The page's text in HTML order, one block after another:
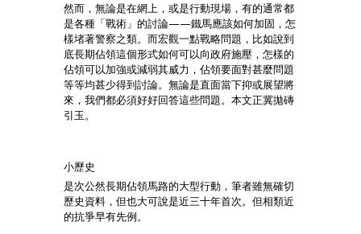
然而，無論是在網上，或是行動現場，有的通常都
是各種「戰術」的討論——鐵馬應該如何加固，怎
樣堵著警察之類。而宏觀一點戰略問題，比如說到
底長期佔領這個形式如何可以向政府施壓，怎樣的
佔領可以加強或減弱其威力，佔領要面對甚麼問題
等等均甚少得到討論。無論是直面當下抑或展望將
來，我們都必須好好回答這些問題。本文正冀拋磚
引玉。
小歷史
是次公然長期佔領馬路的大型行動，筆者雖無確切
歷史資料，但也大可說是近三十年首次。但相類近
的抗爭早有先例。